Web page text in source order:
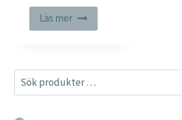
Läs mer
Sök
efter: